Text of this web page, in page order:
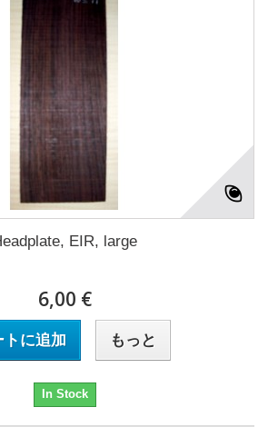
EIR, large
6,00 €
トに追加 もっと
In Stock